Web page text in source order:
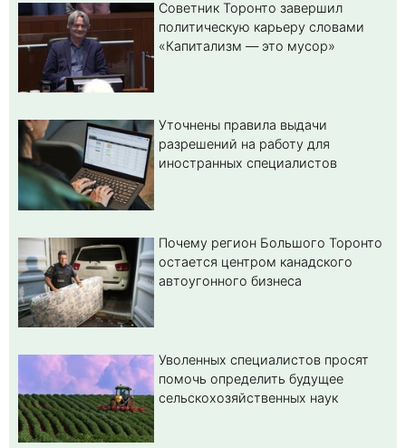
Советник Торонто завершил
политическую карьеру словами
«Капитализм — это мусор»
Уточнены правила выдачи
разрешений на работу для
иностранных специалистов
Почему регион Большого Торонто
остается центром канадского
автоугонного бизнеса
Уволенных специалистов просят
помочь определить будущее
сельскохозяйственных наук